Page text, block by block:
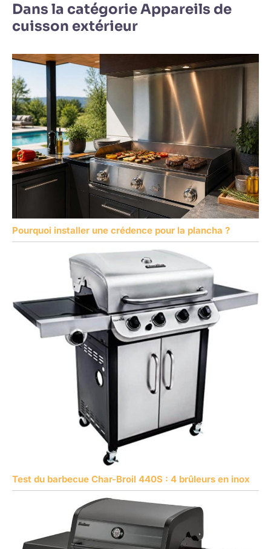
Dans la catégorie Appareils de
cuisson extérieur
Pourquoi installer une crédence pour la plancha ?
Test du barbecue Char-Broil 440S : 4 brûleurs en inox